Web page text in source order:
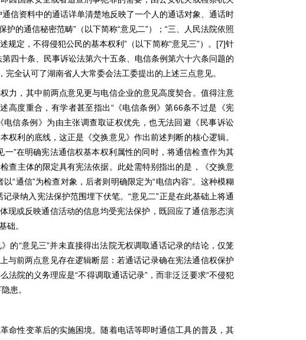
信资料中的通话详单清楚地反映了一个人的通话对象、通话时
护的通信秘密范畴” （以下简称“意见二”）； “三、人民法院依照
规定，不得侵犯公民的基本权利” （以下简称“意见三”）。 [7]针
第四十条、民事诉讼法第六十五条、电信条例第六十六条问题的
全认可了湖南省人大常委会法工委提出的上述三点意见。
力，其中前两点意见更与电信企业的意见高度契合。值得注意
高度重合，有学者甚至指出 “《电信条例》第66条不过是《宪
信条例》为由主张调查取证权优先，也无法回避《民事诉讼
权利的底线，这正是《交换意见》作出前述判断的核心逻辑。
一”在明确宪法通信权基本权利属性的同时，将通信检查作为其
查主体的限定具有宪法依据。此处需特别指出的是，《交换意
以“通信”为检查对象，后者则明确限定为“电信内容”。这种模糊
记录纳入宪法保护范围埋下伏笔。“意见二”正是在此基础上将通
现或反映通信活动的信息均受宪法保护，既回应了通信形态演
础。
的“意见三”并未直接得出法院无权调取通话记录的结论，仅笼
与前两点意见存在逻辑断层：若通话记录确在宪法通信权保护
法院的义务理应是“不得调取通话记录” ，而非泛泛要求“不侵犯
患。
命性变革后的实施困境。随着电话等即时通信工具的普及，其